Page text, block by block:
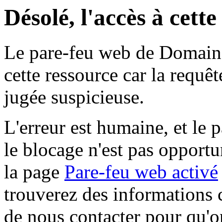
Désolé, l'accès à
Le pare-feu web de
cette ressource car la
jugée suspicieuse.
L'erreur est humaine, et le
le blocage n'est pas
la page Pare-feu web activé
trouverez des informations
de nous contacter pour